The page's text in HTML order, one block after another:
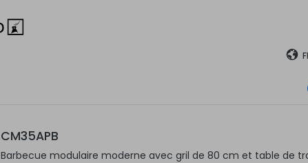
CM35APB
Barbecue modulaire moderne avec gril de 80 cm et table de